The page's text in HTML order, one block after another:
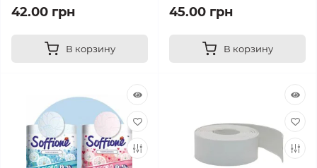
42.00 грн
В корзину
45.00 грн
В корзину